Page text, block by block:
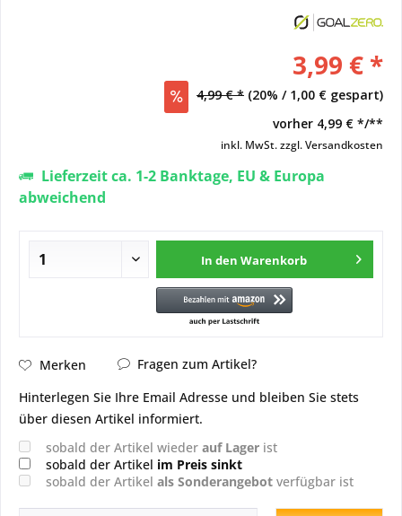
3,99 € *
4,99 € * (20% / 1,00 € gespart)
vorher 4,99 € */**
inkl. MwSt.zzgl. Versandkosten
Lieferzeit ca. 1-2 Banktage, EU & Europa
abweichend
In den Warenkorb
Merken
Fragen zum Artikel?
Hinterlegen Sie Ihre Email Adresse und bleiben Sie stets
über diesen Artikel informiert.
sobald der Artikel wieder auf Lager ist
sobald der Artikel im Preis sinkt
sobald der Artikel als Sonderangebot verfügbar ist